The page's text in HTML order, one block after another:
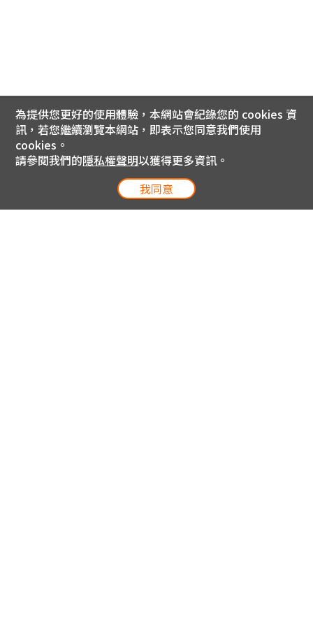
為提供您更好的使用體驗，本網站會紀錄您的 cookies 資
訊，若您繼續瀏覽本網站，即表示您同意我們使用
cookies。
請參閱我們的隱私權聲明以獲得更多資訊。
我同意